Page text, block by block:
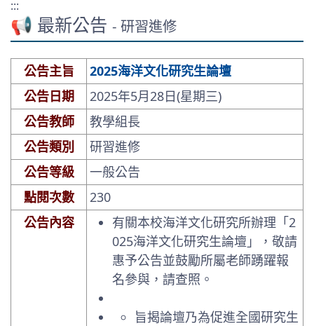
:::
📢 最新公告 - 研習進修
公告主旨
2025海洋文化研究生論壇
公告日期
2025年5月28日(星期三)
公告教師
教學組長
公告類別
研習進修
公告等級
一般公告
點閱次數
230
公告內容
有關本校海洋文化研究所辦理「2
025海洋文化研究生論壇」，敬請
惠予公告並鼓勵所屬老師踴躍報
名參與，請查照。
旨揭論壇乃為促進全國研究生